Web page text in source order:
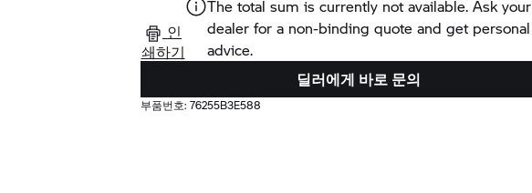
인
쇄하기
The total sum is currently not available. Ask your
dealer for a non-binding quote and get personal
advice.
딜러에게 바로 문의
부품번호:76255B3E588